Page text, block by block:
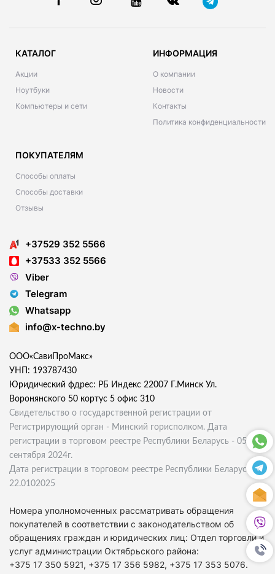
КАТАЛОГ
Акции
Ноутбуки
Компьютеры и сети
ИНФОРМАЦИЯ
О компании
Новости
Контакты
Политика конфиденциальности
ПОКУПАТЕЛЯМ
Способы оплаты
Способы доставки
Отзывы
+37529 352 5566
+37533 352 5566
Viber
Telegram
Whatsapp
info@x-techno.by
ООО«СавиПроМакс»
УНП: 193787430
Юридический фдрес: РБ Индекс 22007 Г.Минск Ул.
Воронянского 50 кортус 5 офис 310
Свидетельство о государственной регистрации от
Регистрирующий орган - Минский горисполком. Дата
регистрации в торговом реестре Республики Беларусь - 05
сентября 2024г.
Дата регистрации в торговом реестре Республики Беларусь
22.0102025
Номера уполномоченных рассматривать обращения
покупателей в соответствии с законодательством об
обращениях граждан и юридических лиц: Отдел торговли и
услуг администрации Октябрьского района:
+375 17 350 5921, +375 17 356 5982, +375 17 353 5076.